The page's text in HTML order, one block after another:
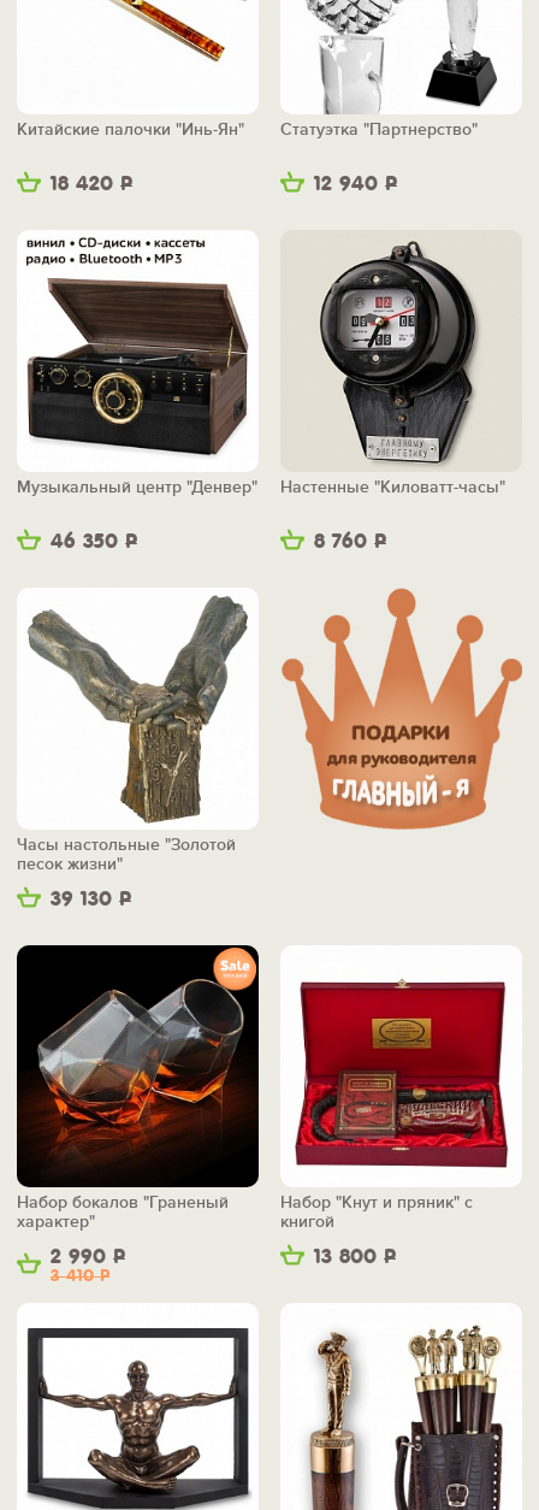
18 420 Р
Китайские палочки "Инь-Ян"
12 940 Р
Статуэтка "Партнерство"
46 350 Р
Музыкальный центр "Денвер"
8 760 Р
Настенные "Киловатт-часы"
39 130 Р
Часы настольные "Золотой
песок жизни"
2 990 Р
3 410Р
Набор бокалов "Граненый
характер"
13 800 Р
Набор "Кнут и пряник" с
книгой